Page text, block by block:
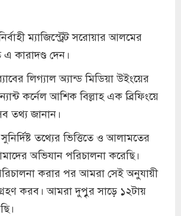
ম্যাজিস্ট্রেট সরোয়ার আলমের
কারাদণ্ড দেন।
লিগ্যাল অ্যান্ড মিডিয়া উইংয়ের
কর্নেল আশিক বিল্লাহ এক ব্রিফিংয়ে
তথ্য জানান।
তথ্যের ভিত্তিতে ও আলামতের
অভিযান পরিচালনা করেছি।
করার পর আমরা সেই অনুযায়ী
করব। আমরা দুপুৃর সাড়ে ১২টায়